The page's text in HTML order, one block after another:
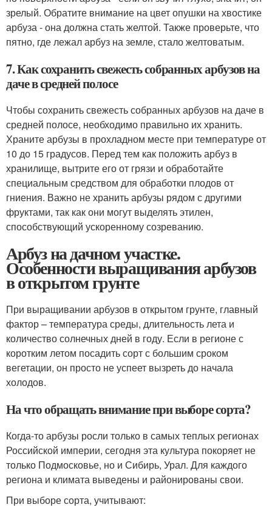
зрелый. Обратите внимание на цвет опушки на хвостике
арбуза - она должна стать желтой. Также проверьте, что
пятно, где лежал арбуз на земле, стало желтоватым.
7. Как сохранить свежесть собранных арбузов на
даче в средней полосе
Чтобы сохранить свежесть собранных арбузов на даче в
средней полосе, необходимо правильно их хранить.
Храните арбузы в прохладном месте при температуре от
10 до 15 градусов. Перед тем как положить арбуз в
хранилище, вытрите его от грязи и обработайте
специальным средством для обработки плодов от
гниения. Важно не хранить арбузы рядом с другими
фруктами, так как они могут выделять этилен,
способствующий ускоренному созреванию.
Арбуз на дачном участке.
Особенности выращивания арбузов
в открытом грунте
При выращивании арбузов в открытом грунте, главный
фактор – температура среды, длительность лета и
количество солнечных дней в году. Если в регионе с
коротким летом посадить сорт с большим сроком
вегетации, он просто не успеет вызреть до начала
холодов.
На что обращать внимание при выборе сорта?
Когда-то арбузы росли только в самых теплых регионах
Российской империи, сегодня эта культура покоряет не
только Подмосковье, но и Сибирь, Урал. Для каждого
региона и климата выведены и районированы свои.
При выборе сорта, учитывают: